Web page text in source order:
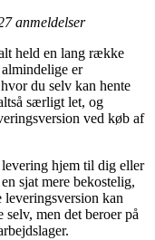
anmeldelser
held en lang række
er
du selv kan hente
særligt let, og
ved køb af
hjem til dig eller
sjat mere bekostelig,
leveringsversion kan
men det beroer på